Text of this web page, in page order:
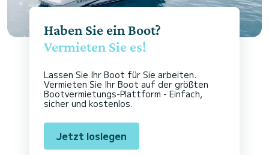
Haben Sie ein Boot?
Vermieten Sie es!
Lassen Sie Ihr Boot für Sie arbeiten.
Vermieten Sie Ihr Boot auf der größten
Bootvermietungs-Plattform - Einfach,
sicher und kostenlos.
Jetzt loslegen